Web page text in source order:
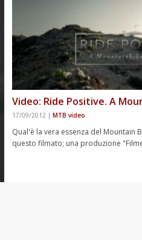
Video: Ride Positive. A
17/09/2012 | MTB video
Qual'è la vera essenza del Mountain
questo filmato; una produzione